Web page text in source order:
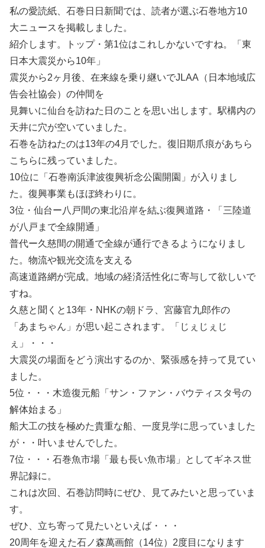
私の愛読紙、石巻日日新聞では、読者が選ぶ石巻地方10
大ニュースを掲載しました。
紹介します。トップ・第1位はこれしかないですね。「東
日本大震災から10年」
震災から2ヶ月後、在来線を乗り継いでJLAA（日本地域広
告会社協会）の仲間を
見舞いに仙台を訪ねた日のことを思い出します。駅構内の
天井に穴が空いていました。
石巻を訪ねたのは13年の4月でした。復旧期爪痕があちら
こちらに残っていました。
10位に「石巻南浜津波復興祈念公園開園」が入りまし
た。復興事業もほぼ終わりに。
3位・仙台ー八戸間の東北沿岸を結ぶ復興道路・「三陸道
が八戸まで全線開通」
普代ー久慈間の開通で全線が通行できるようになりまし
た。物流や観光交流を支える
高速道路網が完成。地域の経済活性化に寄与して欲しいで
すね。
久慈と聞くと13年・NHKの朝ドラ、宮藤官九郎作の
「あまちゃん」が思い起こされます。「じぇじぇじ
ぇ」・・・
大震災の場面をどう演出するのか、緊張感を持って見てい
ました。
5位・・・木造復元船「サン・ファン・バウティスタ号の
解体始まる」
船大工の技を極めた貴重な船、一度見学に思っていました
が・・叶いませんでした。
7位・・・石巻魚市場「最も長い魚市場」としてギネス世
界記録に。
これは次回、石巻訪問時にぜひ、見てみたいと思っていま
す。
ぜひ、立ち寄って見たいといえば・・・
20周年を迎えた石ノ森萬画館（14位）2度目になります